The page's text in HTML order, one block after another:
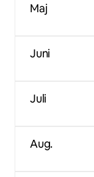
Maj
Juni
Juli
Aug.